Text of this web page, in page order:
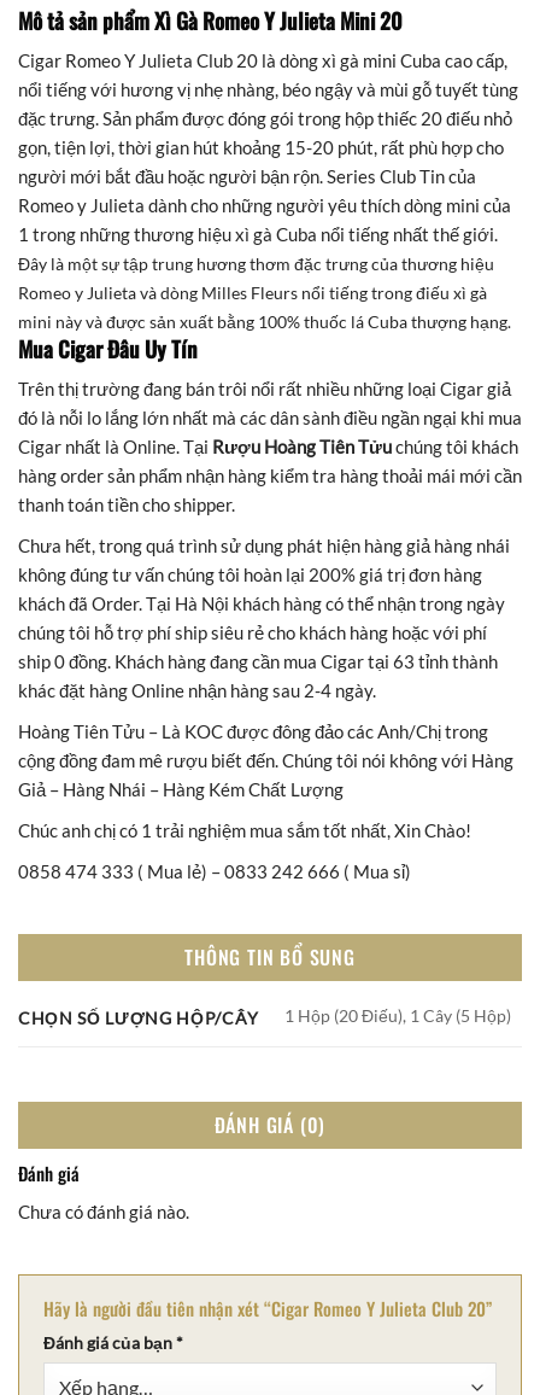
Mô tả sản phẩm Xì Gà Romeo Y Julieta Mini 20
Cigar Romeo Y Julieta Club 20 là dòng xì gà mini Cuba cao cấp,
nổi tiếng với hương vị nhẹ nhàng, béo ngậy và mùi gỗ tuyết tùng
đặc trưng. Sản phẩm được đóng gói trong hộp thiếc 20 điếu nhỏ
gọn, tiện lợi, thời gian hút khoảng 15-20 phút, rất phù hợp cho
người mới bắt đầu hoặc người bận rộn.Series Club Tin của
Romeo y Julieta dành cho những người yêu thích dòng mini của
1 trong những thương hiệu xì gà Cuba nổi tiếng nhất thế giới.
Đây là một sự tập trung hương thơm đặc trưng của thương hiệu
Romeo y Julieta và dòng Milles Fleurs nổi tiếng trong điếu xì gà
mini này và được sản xuất bằng 100% thuốc lá Cuba thượng hạng.
Mua CigarĐâu Uy Tín
Trên thị trường đang bán trôi nổi rất nhiều những loại Cigar giả
đó là nỗi lo lắng lớn nhất mà các dân sành điều ngần ngại khi mua
Cigar nhất là Online. Tại Rượu Hoàng Tiên Tửuchúng tôi khách
hàng order sản phẩm nhận hàng kiểm tra hàng thoải mái mới cần
thanh toán tiền cho shipper.
Chưa hết, trong quá trình sử dụng phát hiện hàng giả hàng nhái
không đúng tư vấn chúng tôi hoàn lại 200% giá trị đơn hàng
khách đã Order. Tại Hà Nội khách hàng có thể nhận trong ngày
chúng tôi hỗ trợ phí ship siêu rẻ cho khách hàng hoặc với phí
ship 0 đồng. Khách hàng đang cần mua Cigar tại 63 tỉnh thành
khác đặt hàng Online nhận hàng sau 2-4 ngày.
Hoàng Tiên Tửu – Là KOC được đông đảo các Anh/Chị trong
cộng đồng đam mê rượu biết đến. Chúng tôi nói không với Hàng
Giả – Hàng Nhái – Hàng Kém Chất Lượng
Chúc anh chị có 1 trải nghiệm mua sắm tốt nhất, Xin Chào!
0858 474 333 ( Mua lẻ) – 0833 242 666 ( Mua sỉ)
THÔNG TIN BỔ SUNG
CHỌN SỐ LƯỢNG HỘP/CÂY 1 Hộp (20 Điếu), 1 Cây (5 Hộp)
ĐÁNH GIÁ (0)
Đánh giá
Chưa có đánh giá nào.
Hãy là người đầu tiên nhận xét “Cigar Romeo Y Julieta Club 20”
Đánh giá của bạn*